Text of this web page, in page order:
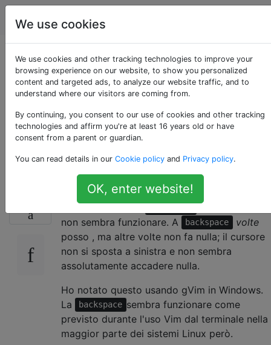
Vi & Vim
Perché la chiave
backspace non
funziona in modalità
inserimento?
Cercare di eliminare caratteri in modalità
inserimento con il
tasto a volte
non sembra funzionare. A
backspace
volte
posso , ma altre volte non fa nulla; il cursore
non si sposta a sinistra e non sembra
assolutamente accadere nulla.
Ho notato questo usando gVim in Windows.
La
backspace sembra funzionare come
previsto durante l'uso Vim dal terminale nella
maggior parte dei sistemi Linux però.
We use cookies
We use cookies and other tracking technologies to improve your
browsing experience on our website, to show you personalized
content and targeted ads, to analyze our website traffic, and to
understand where our visitors are coming from.
By continuing, you consent to our use of cookies and other tracking
technologies and affirm you're at least 16 years old or have
consent from a parent or guardian.
You can read details in our Cookie policy and Privacy policy.
OK, enter website!